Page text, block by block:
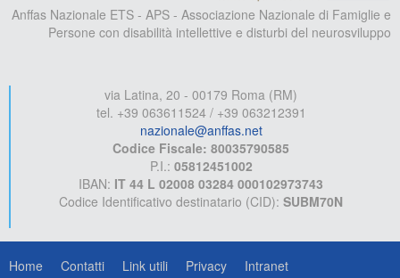
Anffas Nazionale ETS - APS - Associazione Nazionale di Famiglie e
Persone con disabilità intellettive e disturbi del neurosviluppo
via Latina, 20 - 00179 Roma (RM)
tel. +39 063611524 / +39 063212391
nazionale@anffas.net
Codice Fiscale: 80035790585
P.I.: 05812451002
IBAN: IT 44 L 02008 03284 000102973743
Codice Identificativo destinatario (CID): SUBM70N
Home Contatti Link utili Privacy Intranet